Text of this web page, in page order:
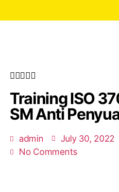

Training ISO
SM Anti
admin July 30, 2022
No Comments